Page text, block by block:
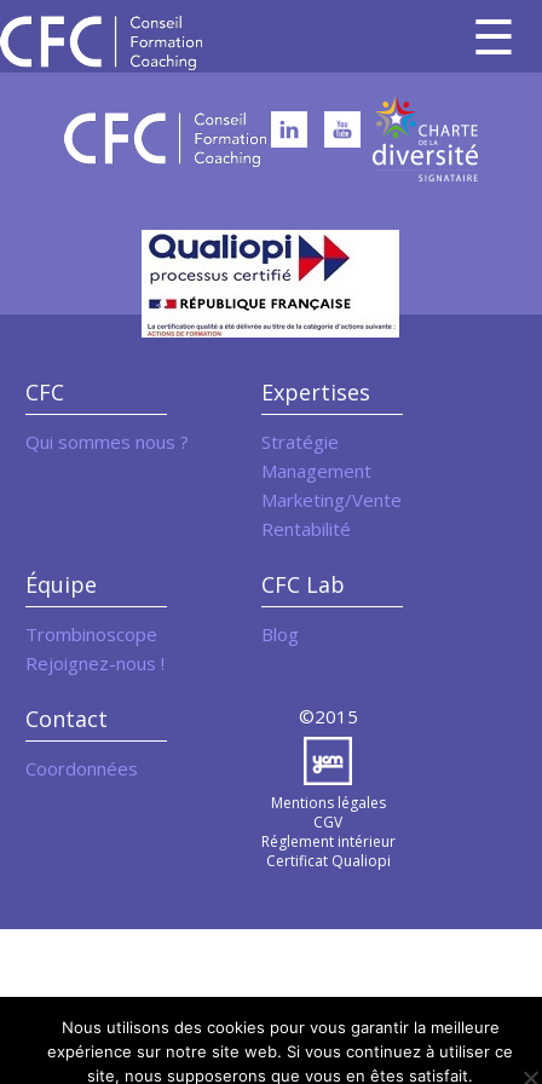
CFC
Qui sommes nous ?
Expertises
Stratégie
Management
Marketing/Vente
Rentabilité
Équipe
Trombinoscope
Rejoignez-nous !
CFC Lab
Blog
Contact
Coordonnées
©2015
Mentions légales
CGV
Réglement intérieur
Certificat Qualiopi
Nous utilisons des cookies pour vous garantir la meilleure
expérience sur notre site web. Si vous continuez à utiliser ce
site, nous supposerons que vous en êtes satisfait.